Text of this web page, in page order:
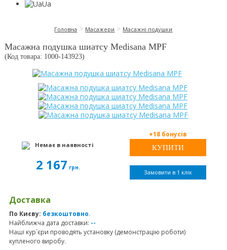
Ua
Головна > Масажери > Масажні подушки
Масажна подушка шиатсу Medisana MPF
(Код товара: 1000-143923)
Немає в наявності
2 167 грн.
+18 бонусів
Замовити в 1 клік
Доставка
По Києву: безкоштовно.
Найближча дата доставки: --
Наші кур`єри проводять установку (демонстрацію роботи)
купленого виробу.